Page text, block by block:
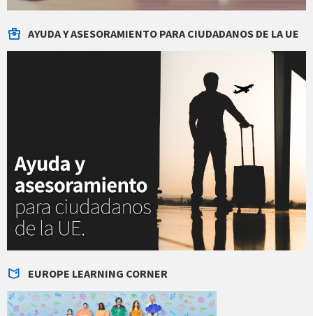
AYUDA Y ASESORAMIENTO PARA CIUDADANOS DE LA UE
EUROPE LEARNING CORNER